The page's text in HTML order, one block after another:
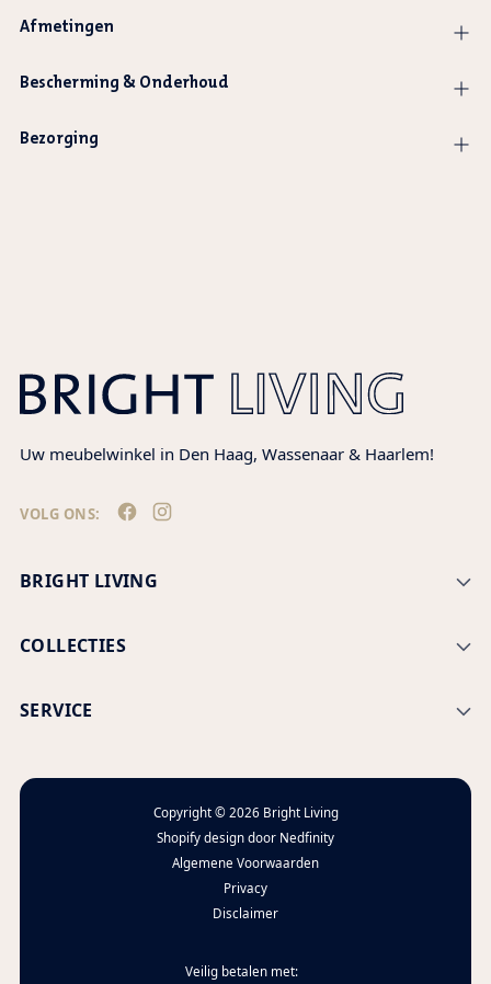
Afmetingen
Bescherming & Onderhoud
Bezorging
Uw meubelwinkel in Den Haag, Wassenaar & Haarlem!
VOLG ONS:
BRIGHT LIVING
COLLECTIES
SERVICE
Copyright © 2026 Bright Living
Shopify design door Nedfinity
Algemene Voorwaarden
Privacy
Disclaimer
Veilig betalen met: